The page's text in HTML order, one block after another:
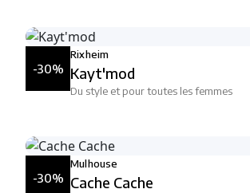
-30%
Rixheim
Kayt'mod
Du style et pour toutes les femmes
-30%
Mulhouse
Cache Cache